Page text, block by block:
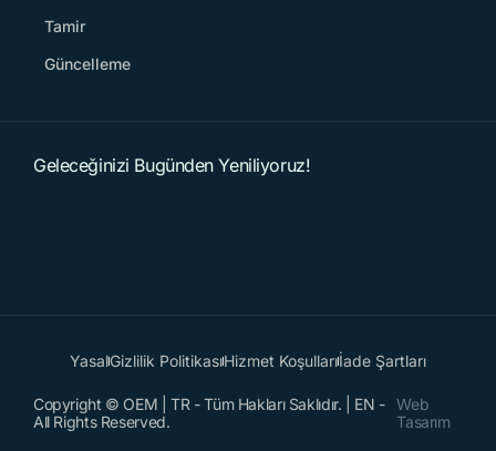
Tamir
Güncelleme
Geleceğinizi Bugünden Yeniliyoruz!
Copyright © OEM | TR - Tüm Hakları Saklıdır. | EN -
All Rights Reserved.
Web
Tasarım
YasalGizlilik PolitikasıHizmet Koşullarıİade Şartları